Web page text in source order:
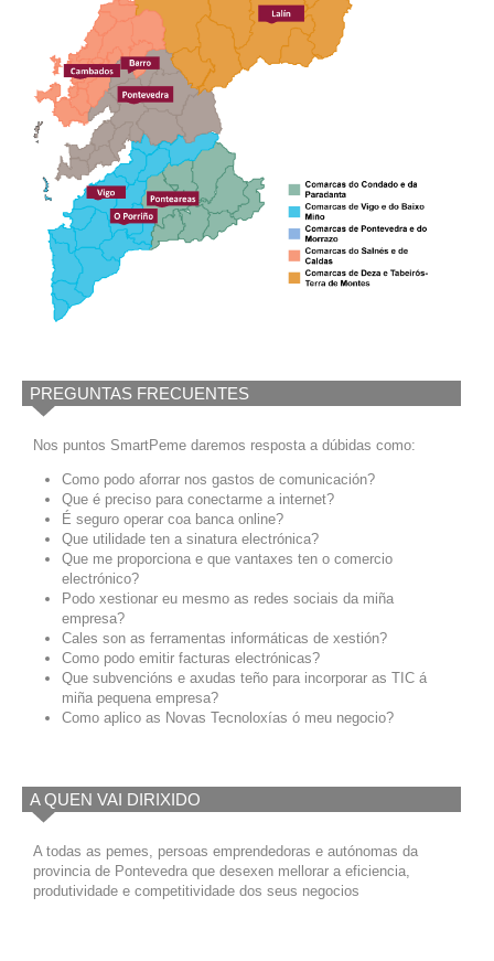
PREGUNTAS FRECUENTES
Nos puntos SmartPeme daremos resposta a dúbidas como:
Como podo aforrar nos gastos de comunicación?
Que é preciso para conectarme a internet?
É seguro operar coa banca online?
Que utilidade ten a sinatura electrónica?
Que me proporciona e que vantaxes ten o comercio
electrónico?
Podo xestionar eu mesmo as redes sociais da miña
empresa?
Cales son as ferramentas informáticas de xestión?
Como podo emitir facturas electrónicas?
Que subvencións e axudas teño para incorporar as TIC á
miña pequena empresa?
Como aplico as Novas Tecnoloxías ó meu negocio?
A QUEN VAI DIRIXIDO
A todas as pemes, persoas emprendedoras e autónomas da
provincia de Pontevedra que desexen mellorar a eficiencia,
produtividade e competitividade dos seus negocios